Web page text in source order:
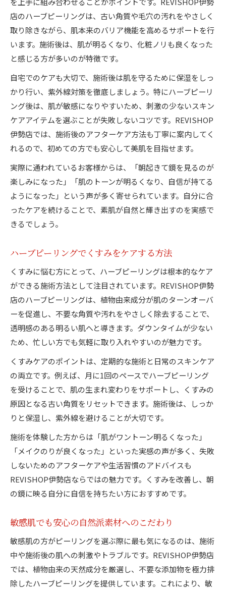
店のハーブピーリングは、古い角質や毛穴の汚れをやさしく
取り除きながら、肌本来のバリア機能を高めるサポートを行
います。施術後は、肌が明るくなり、化粧ノリも良くなった
と感じる方が多いのが特徴です。
自宅でのケアも大切で、施術後は肌を守るために保湿をしっ
かり行い、紫外線対策を徹底しましょう。特にハーブピーリ
ング後は、肌が敏感になりやすいため、刺激の少ないスキン
ケアアイテムを選ぶことが失敗しないコツです。REVISHOP
伊勢店では、施術後のアフターケア方法も丁寧に案内してく
れるので、初めての方でも安心して美肌を目指せます。
実際に通われているお客様からは、「朝起きて鏡を見るのが
楽しみになった」「肌のトーンが明るくなり、自信が持てる
ようになった」という声が多く寄せられています。自分に合
ったケアを続けることで、素肌が自然と輝き出すのを実感で
きるでしょう。
ハーブピーリングでくすみをケアする方法
くすみに悩む方にとって、ハーブピーリングは根本的なケア
ができる施術方法として注目されています。REVISHOP伊勢
店のハーブピーリングは、植物由来成分が肌のターンオーバ
ーを促進し、不要な角質や汚れをやさしく除去することで、
透明感のある明るい肌へと導きます。ダウンタイムが少ない
ため、忙しい方でも気軽に取り入れやすいのが魅力です。
くすみケアのポイントは、定期的な施術と日常のスキンケア
の両立です。例えば、月に1回のペースでハーブピーリング
を受けることで、肌の生まれ変わりをサポートし、くすみの
原因となる古い角質をリセットできます。施術後は、しっか
りと保湿し、紫外線を避けることが大切です。
施術を体験した方からは「肌がワントーン明るくなった」
「メイクのりが良くなった」といった実感の声が多く、失敗
しないためのアフターケアや生活習慣のアドバイスも
REVISHOP伊勢店ならではの魅力です。くすみを改善し、朝
の鏡に映る自分に自信を持ちたい方におすすめです。
敏感肌でも安心の自然派素材へのこだわり
敏感肌の方がピーリングを選ぶ際に最も気になるのは、施術
中や施術後の肌への刺激やトラブルです。REVISHOP伊勢店
では、植物由来の天然成分を厳選し、不要な添加物を極力排
除したハーブピーリングを提供しています。これにより、敏